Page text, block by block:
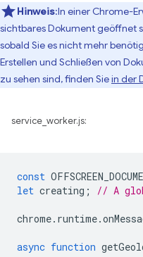
Hinweis:In einer Chrome-
sichtbares Dokument geöffnet
sobald Sie es nicht mehr
Erstellen und Schließen von
zu sehen sind, finden Siein der
service_worker.js:
const
let creating ; // A
chrome. runtime.
async function